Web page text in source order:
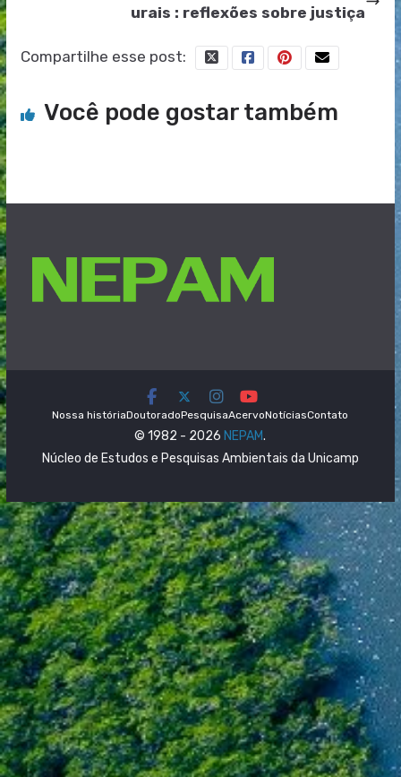
urais : reflexões sobre justiça
Compartilhe esse post:
Você pode gostar também
Nossa históriaDoutoradoPesquisaAcervoNotíciasContato
© 1982 - 2026 NEPAM.
Núcleo de Estudos e Pesquisas Ambientais da Unicamp